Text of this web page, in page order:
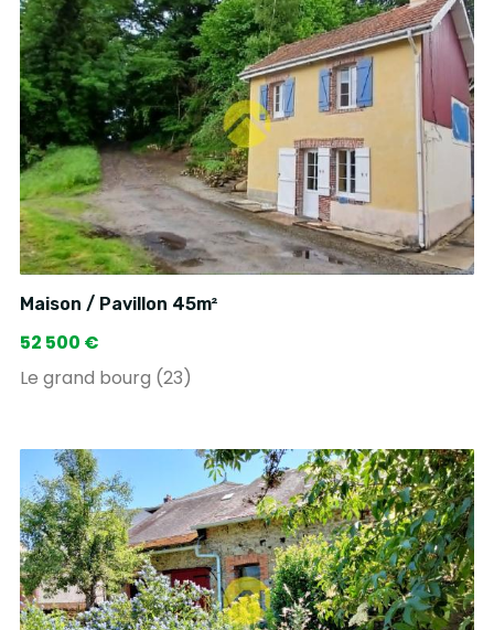
Maison / Pavillon 45m²
52 500 €
Le grand bourg (23)